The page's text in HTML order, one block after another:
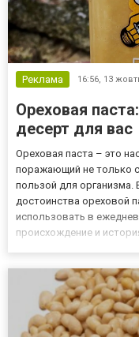
Реклама 16:56, 13
Ореховая
десерт для вас
Ореховая паста – это
поражающий не только
пользой для
достоинства ореховой
использовать в
происхождение и
благодаря своему